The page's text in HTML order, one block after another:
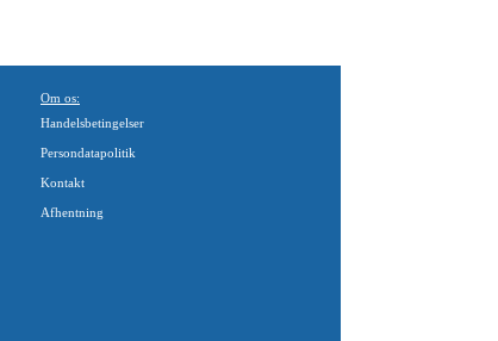
Om os:
Handelsbetingelser
Persondatapolitik
Kontakt
Afhentning